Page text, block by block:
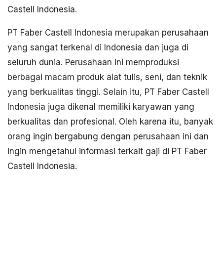
Castell Indonesia.
PT Faber Castell Indonesia merupakan perusahaan
yang sangat terkenal di Indonesia dan juga di
seluruh dunia. Perusahaan ini memproduksi
berbagai macam produk alat tulis, seni, dan teknik
yang berkualitas tinggi. Selain itu, PT Faber Castell
Indonesia juga dikenal memiliki karyawan yang
berkualitas dan profesional. Oleh karena itu, banyak
orang ingin bergabung dengan perusahaan ini dan
ingin mengetahui informasi terkait gaji di PT Faber
Castell Indonesia.